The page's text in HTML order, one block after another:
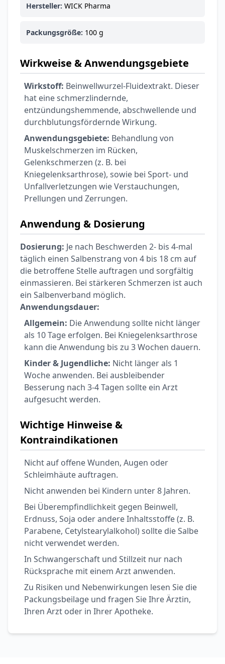
Hersteller: WICK Pharma
Packungsgröße: 100 g
Wirkweise & Anwendungsgebiete
Wirkstoff: Beinwellwurzel-Fluidextrakt. Dieser
hat eine schmerzlindernde,
entzündungshemmende, abschwellende und
durchblutungsfördernde Wirkung.
Anwendungsgebiete: Behandlung von
Muskelschmerzen im Rücken,
Gelenkschmerzen (z. B. bei
Kniegelenksarthrose), sowie bei Sport- und
Unfallverletzungen wie Verstauchungen,
Prellungen und Zerrungen.
Anwendung & Dosierung
Dosierung: Je nach Beschwerden 2- bis 4-mal
täglich einen Salbenstrang von 4 bis 18 cm auf
die betroffene Stelle auftragen und sorgfältig
einmassieren. Bei stärkeren Schmerzen ist auch
ein Salbenverband möglich.
Anwendungsdauer:
Allgemein: Die Anwendung sollte nicht länger
als 10 Tage erfolgen. Bei Kniegelenksarthrose
kann die Anwendung bis zu 3 Wochen dauern.
Kinder & Jugendliche: Nicht länger als 1
Woche anwenden. Bei ausbleibender
Besserung nach 3-4 Tagen sollte ein Arzt
aufgesucht werden.
Wichtige Hinweise &
Kontraindikationen
Nicht auf offene Wunden, Augen oder
Schleimhäute auftragen.
Nicht anwenden bei Kindern unter 8 Jahren.
Bei Überempfindlichkeit gegen Beinwell,
Erdnuss, Soja oder andere Inhaltsstoffe (z. B.
Parabene, Cetylstearylalkohol) sollte die Salbe
nicht verwendet werden.
In Schwangerschaft und Stillzeit nur nach
Rücksprache mit einem Arzt anwenden.
Zu Risiken und Nebenwirkungen lesen Sie die
Packungsbeilage und fragen Sie Ihre Ärztin,
Ihren Arzt oder in Ihrer Apotheke.